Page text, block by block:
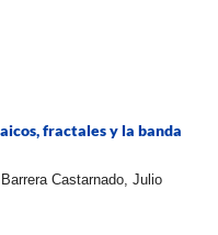
fractales y la banda
Castarnado, Julio